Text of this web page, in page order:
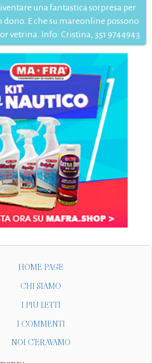
una fantastica sorpresa per
dono. E che su mareonline possono
vetrina. Info: Cristina, 351 9744943
HOME PAGE
CHI SIAMO
I PIÙ LETTI
I COMMENTI
NOI C'ERAVAMO